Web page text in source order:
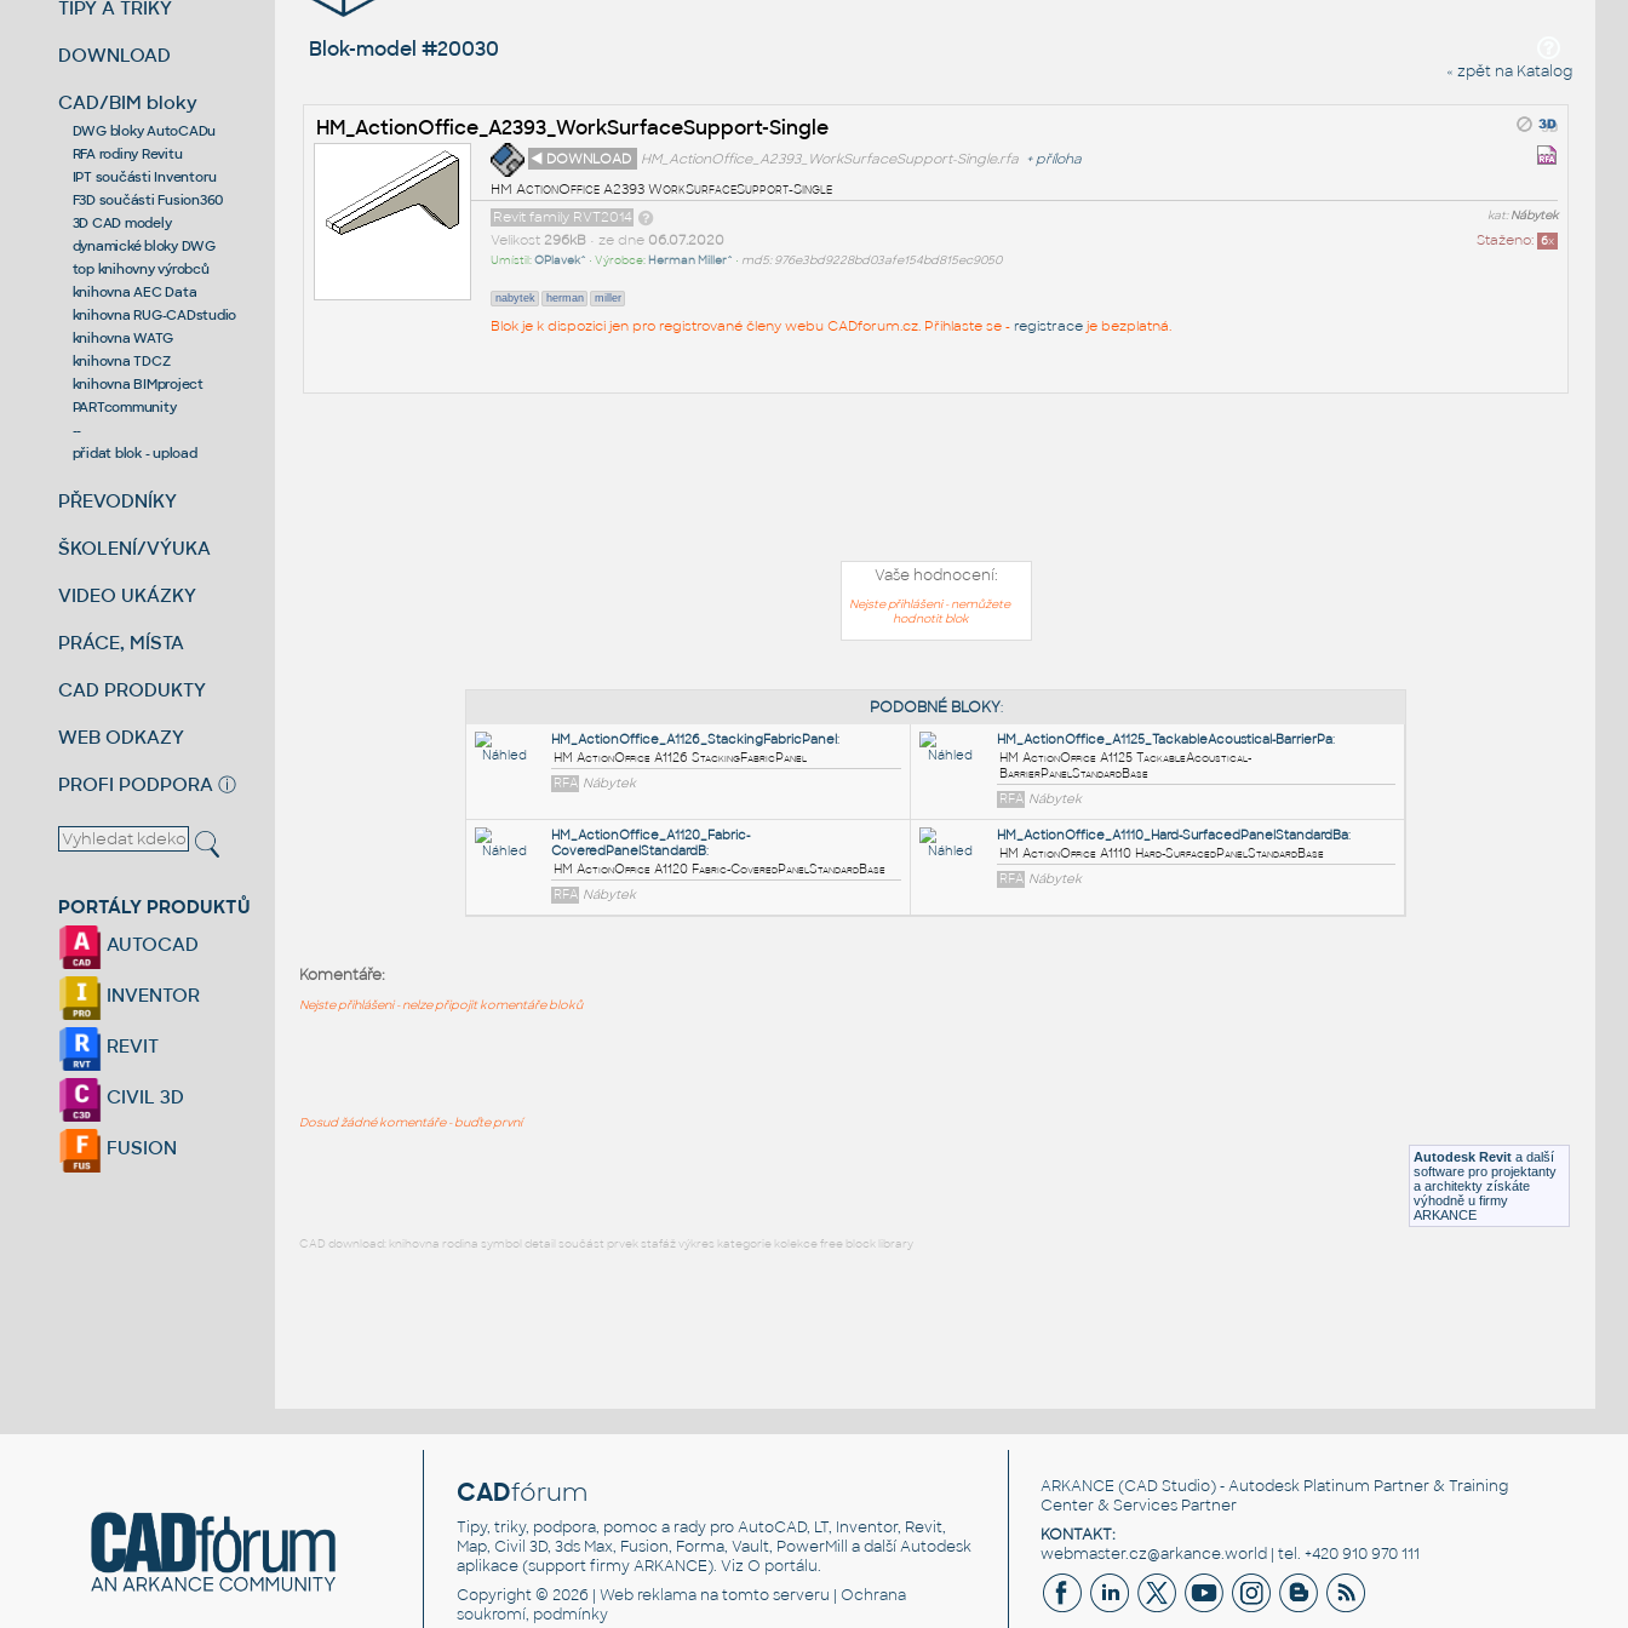
TIPY A TRIKY
DOWNLOAD
CAD/BIM bloky
DWG bloky AutoCADu
RFA rodiny Revitu
IPT součásti Inventoru
F3D součásti Fusion360
3D CAD modely
dynamické bloky DWG
top knihovny výrobců
knihovna AEC Data
knihovna RUG-CADstudio
knihovna WATG
knihovna TDCZ
knihovna BIMproject
PARTcommunity
--
přidat blok - upload
PŘEVODNÍKY
ŠKOLENÍ/VÝUKA
VIDEO UKÁZKY
PRÁCE, MÍSTA
CAD PRODUKTY
WEB ODKAZY
PROFI PODPORA ⓘ
PORTÁLY PRODUKTŮ
AUTOCAD
INVENTOR
REVIT
CIVIL 3D
FUSION
Blok-model #20030
« zpět na Katalog
HM_ActionOffice_A2393_WorkSurfaceSupport-Single
◄ DOWNLOAD HM_ActionOffice_A2393_WorkSurfaceSupport-Single.rfa + příloha
HM ActionOffice A2393 WorkSurfaceSupport-Single
kat:Nábytek
Revit family RVT2014
Staženo: 6x
Velikost 296kB• ze dne 06.07.2020
Umístil:OPlavek^ • Výrobce: Herman Miller^ • md5: 976e3bd9228bd03afe154bd815ec9050
nabytek herman miller
Blok je k dispozici jen pro registrované členy webu CADforum.cz. Přihlaste se - registraceje bezplatná.
Vaše hodnocení:
Nejste přihlášeni - nemůžete
hodnotit blok
Autodesk Revit a další
software pro projektanty
a architekty získáte
výhodně u firmy
ARKANCE
Komentáře:
Nejste přihlášeni - nelze připojit komentáře bloků
Dosud žádné komentáře - buďte první
CAD download: knihovna rodina symbol detail součást prvek stafáž výkres kategorie kolekce free block library
CADfórum
Tipy, triky, podpora, pomoc a rady pro AutoCAD, LT, Inventor, Revit,
Map, Civil 3D, 3ds Max, Fusion, Forma, Vault, PowerMill a další Autodesk
aplikace (support firmy ARKANCE). VizO portálu.
Copyright © 2026 |Web reklama na tomto serveru |Ochrana
soukromí, podmínky
ARKANCE (CAD Studio) - Autodesk Platinum Partner & Training
Center & Services Partner
KONTAKT:
webmaster.cz@arkance.world | tel. +420 910 970 111